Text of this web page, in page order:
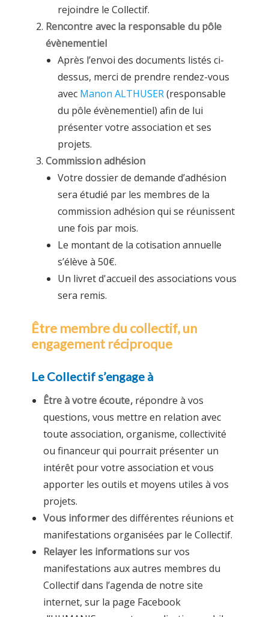
rejoindre le Collectif.
Rencontre avec la responsable du pôle
évènementiel
Après l’envoi des documents listés ci-
dessus, merci de prendre rendez-vous
avec Manon ALTHUSER(responsable
du pôle évènementiel) afin de lui
présenter votre association et ses
projets.
Commission adhésion
Votre dossier de demande d’adhésion
sera étudié par les membres de la
commission adhésion qui se réunissent
une fois par mois.
Le montant de la cotisation annuelle
s’élève à 50€.
Un livret d'accueil des associations vous
sera remis.
Être membre du collectif, un
engagement réciproque
Le Collectif s’engage à
Être à votre écoute,répondre à vos
questions, vous mettre en relation avec
toute association, organisme, collectivité
ou financeur qui pourrait présenter un
intérêt pour votre association et vous
apporter les outils et moyens utiles à vos
projets.
Vous informerdes différentes réunions et
manifestations organisées par le Collectif.
Relayer les informationssur vos
manifestations aux autres membres du
Collectif dans l’agenda de notre site
internet, sur la page Facebook